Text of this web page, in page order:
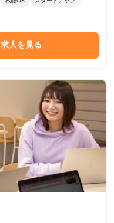
求人を見る